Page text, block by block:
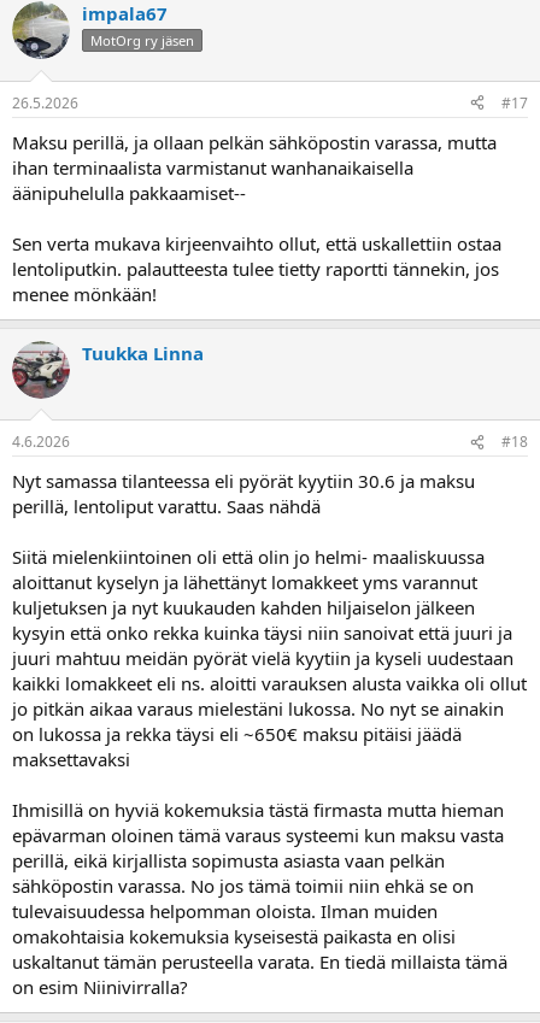
impala67
MotOrg ry jäsen
26.5.2026 #17
Maksu perillä, ja ollaan pelkän sähköpostin varassa, mutta
ihan terminaalista varmistanut wanhanaikaisella
äänipuhelulla pakkaamiset--
Sen verta mukava kirjeenvaihto ollut, että uskallettiin ostaa
lentoliputkin. palautteesta tulee tietty raportti tännekin, jos
menee mönkään!
Tuukka Linna
4.6.2026 #18
Nyt samassa tilanteessa eli pyörät kyytiin 30.6 ja maksu
perillä, lentoliput varattu. Saas nähdä
Siitä mielenkiintoinen oli että olin jo helmi- maaliskuussa
aloittanut kyselyn ja lähettänyt lomakkeet yms varannut
kuljetuksen ja nyt kuukauden kahden hiljaiselon jälkeen
kysyin että onko rekka kuinka täysi niin sanoivat että juuri ja
juuri mahtuu meidän pyörät vielä kyytiin ja kyseli uudestaan
kaikki lomakkeet eli ns. aloitti varauksen alusta vaikka oli ollut
jo pitkän aikaa varaus mielestäni lukossa. No nyt se ainakin
on lukossa ja rekka täysi eli ~650€ maksu pitäisi jäädä
maksettavaksi
Ihmisillä on hyviä kokemuksia tästä firmasta mutta hieman
epävarman oloinen tämä varaus systeemi kun maksu vasta
perillä, eikä kirjallista sopimusta asiasta vaan pelkän
sähköpostin varassa. No jos tämä toimii niin ehkä se on
tulevaisuudessa helpomman oloista. Ilman muiden
omakohtaisia kokemuksia kyseisestä paikasta en olisi
uskaltanut tämän perusteella varata. En tiedä millaista tämä
on esim Niinivirralla?